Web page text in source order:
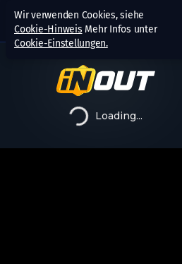
Wir verwenden Cookies, siehe
Cookie-Hinweis Mehr Infos unter
Cookie-Einstellungen.